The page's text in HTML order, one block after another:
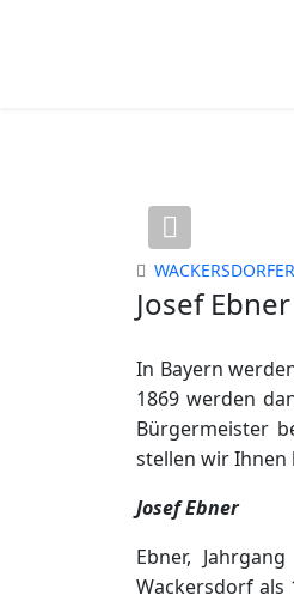
Previous
Josef
In Bayern
1869 werden
Bürgermeister
stellen wir Ihnen
Josef Ebner
Ebner,
Wackersdorf als